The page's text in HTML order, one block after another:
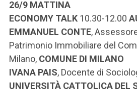
26/9 MATTINA
ECONOMY TALK 10.30-12.00
EMMANUEL CONTE,
Patrimonio Immobiliare del
Milano, COMUNE DI MILANO
IVANA PAIS, Docente di
UNIVERSITÀ CATTOLICA DEL